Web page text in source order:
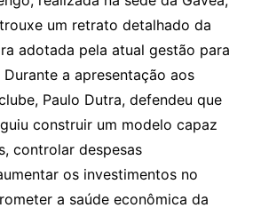
um retrato detalhado da
adotada pela atual gestão para
a apresentação aos
Paulo Dutra, defendeu que
construir um modelo capaz
controlar despesas
os investimentos no
a saúde econômica da